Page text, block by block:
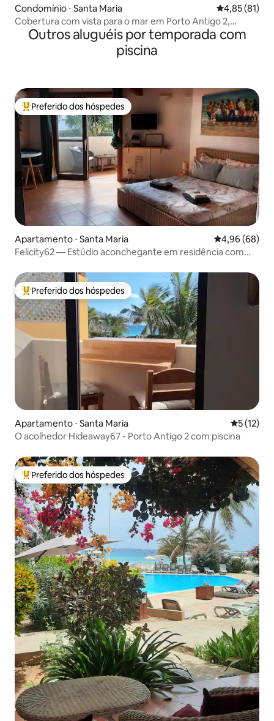
Condomínio ⋅ Santa Maria 4,85 de uma
4,85 (81)
Cobertura com vista para o mar em Porto Antigo 2,
piscina, Wi-Fi
Outros aluguéis por temporada com
piscina
Entre os melhores preferidos dos hóspedes
Preferido dos hóspedes
Apartamento ⋅ Santa Maria 4,96 de uma
4,96 (68)
Felicity62 — Estúdio aconchegante em residência com
Entre os melhores preferidos dos hóspedes
Preferido dos hóspedes
Apartamento ⋅ Santa Maria 5 de uma
5 (12)
O acolhedor Hideaway67 - Porto Antigo 2 com piscina
Entre os melhores preferidos dos hóspedes
Preferido dos hóspedes